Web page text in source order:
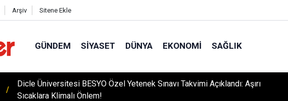
Arşiv Sitene Ekle
GÜNDEM SIYASET DÜNYA EKONOMI SAĞLIK
Dicle Üniversitesi BESYO Özel Yetenek Sınavı Takvimi Açıklandı: Aşırı
Sıcaklara Klimalı Önlem!